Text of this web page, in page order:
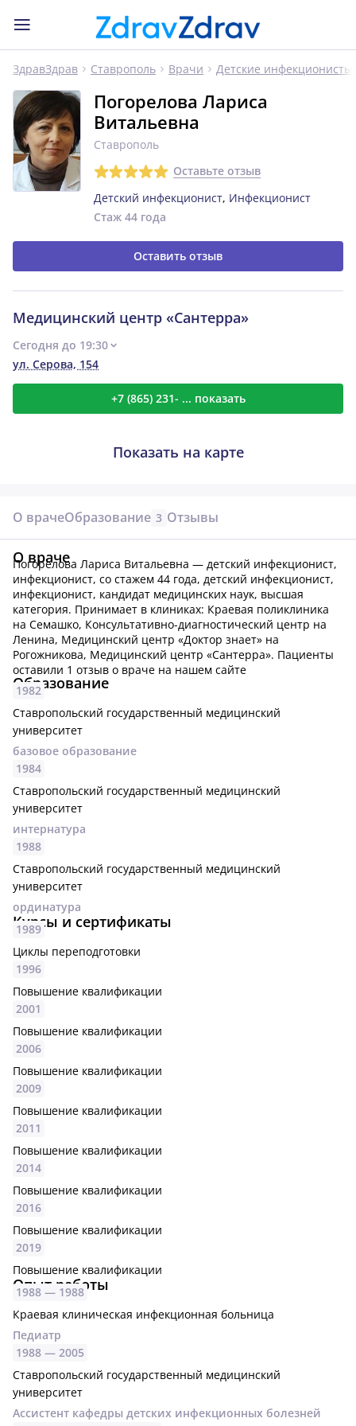
ЗдравЗдрав Ставрополь Врачи Детские инфекционисты
Погорелова Лариса
Витальевна
Ставрополь
Оставьте отзыв
Детский инфекционист, Инфекционист
Стаж 44 года
Оставить отзыв
Медицинский центр «Сантерра»
Сегодня до 19:30
ул. Серова, 154
+7 (865) 231- ... показать
Показать на карте
О врачеОбразование 3 Отзывы
О враче
Погорелова Лариса Витальевна — детский инфекционист,
инфекционист, со стажем 44 года, детский инфекционист,
инфекционист, кандидат медицинских наук, высшая
категория. Принимает в клиниках: Краевая поликлиника
на Семашко, Консультативно-диагностический центр на
Ленина, Медицинский центр «Доктор знает» на
Рогожникова, Медицинский центр «Сантерра». Пациенты
оставили 1 отзыв о враче на нашем сайте
Образование
1982
Ставропольский государственный медицинский
университет
базовое образование
1984
Ставропольский государственный медицинский
университет
интернатура
1988
Ставропольский государственный медицинский
университет
ординатура
Курсы и сертификаты
1989
Циклы переподготовки
1996
Повышение квалификации
2001
Повышение квалификации
2006
Повышение квалификации
2009
Повышение квалификации
2011
Повышение квалификации
2014
Повышение квалификации
2016
Повышение квалификации
2019
Повышение квалификации
Опыт работы
1988 — 1988
Краевая клиническая инфекционная больница
Педиатр
1988 — 2005
Ставропольский государственный медицинский
университет
Ассистент кафедры детских инфекционных болезней